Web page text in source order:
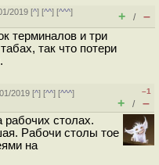
2019 [^] [^^] [^^^]
+ / –
терминалов и три
так что потери
2019 [^] [^^] [^^^]
–1
+ / –
рабочих столах.
Рабочи столы тое
на